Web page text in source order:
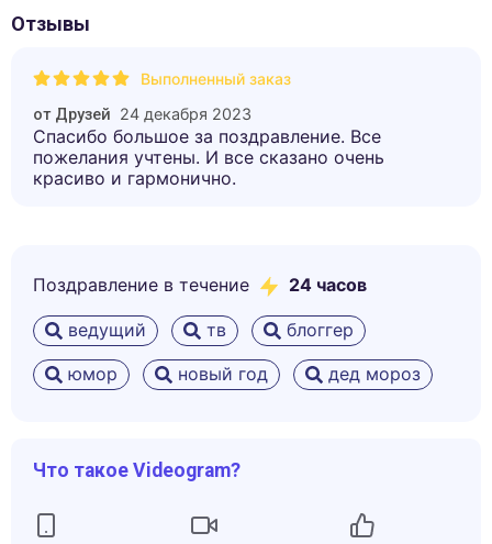
Отзывы
Выполненный заказ
от Друзей 24 декабря 2023
Спасибо большое за поздравление. Все
пожелания учтены. И все сказано очень
красиво и гармонично.
Поздравление в течение 24 часов
ведущий тв
блоггер
юмор
новый год дед мороз
Что такое Videogram?